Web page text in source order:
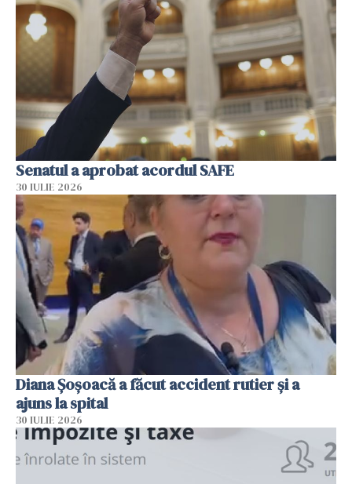
Senatul a aprobat acordul SAFE
30 IULIE 2026
Diana Șoșoacă a făcut accident rutier și a
ajuns la spital
30 IULIE 2026